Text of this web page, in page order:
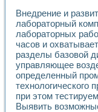
Учебный
Внедрение и
лабораторный
лабораторных
часов и
разделы базовой
управляющее
определенный
технологического
при этом
Выявить